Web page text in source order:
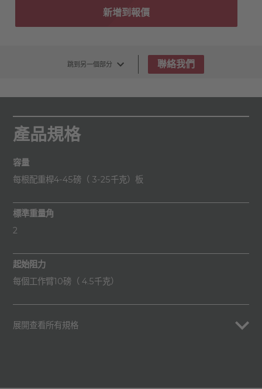
新增到報價
跳到另一個部分 聯絡我們
產品規格
容量
每根配重桿4-45磅（ 3-25千克）板
標準重量角
2
起始阻力
每個工作臂10磅（ 4.5千克）
展開查看所有規格